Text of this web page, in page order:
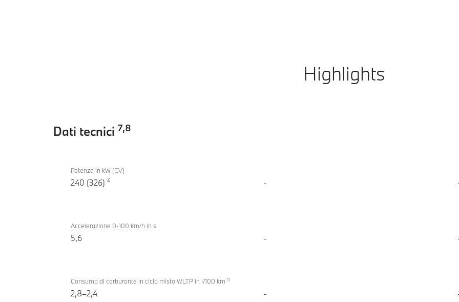
Highlights
Dati tecnici 7,8
tecnici
xDrive30e
Potenza in kW (CV)
240 (326) 4 -
Accelerazione 0-100 km/h in s
5,6 -
Consumo di carburante in ciclo misto WLTP in l/100 km 11
2,8–2,4 -